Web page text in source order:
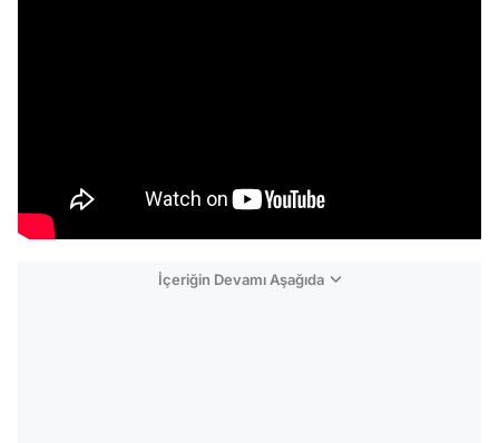
İçeriğin Devamı Aşağıda